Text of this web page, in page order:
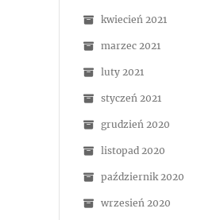
kwiecień 2021
marzec 2021
luty 2021
styczeń 2021
grudzień 2020
listopad 2020
październik 2020
wrzesień 2020